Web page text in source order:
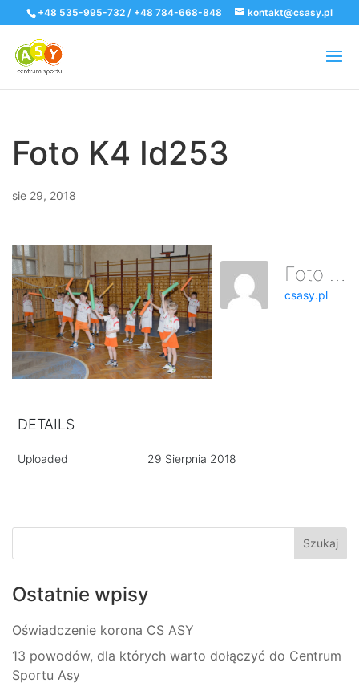
+48 535-995-732 / +48 784-668-848 kontakt@csasy.pl
Foto K4 Id253
sie 29, 2018
Foto K4 Id253
csasy.pl
DETAILS
Uploaded 29 Sierpnia 2018
Ostatnie wpisy
Oświadczenie korona CS ASY
13 powodów, dla których warto dołączyć do Centrum
Sportu Asy